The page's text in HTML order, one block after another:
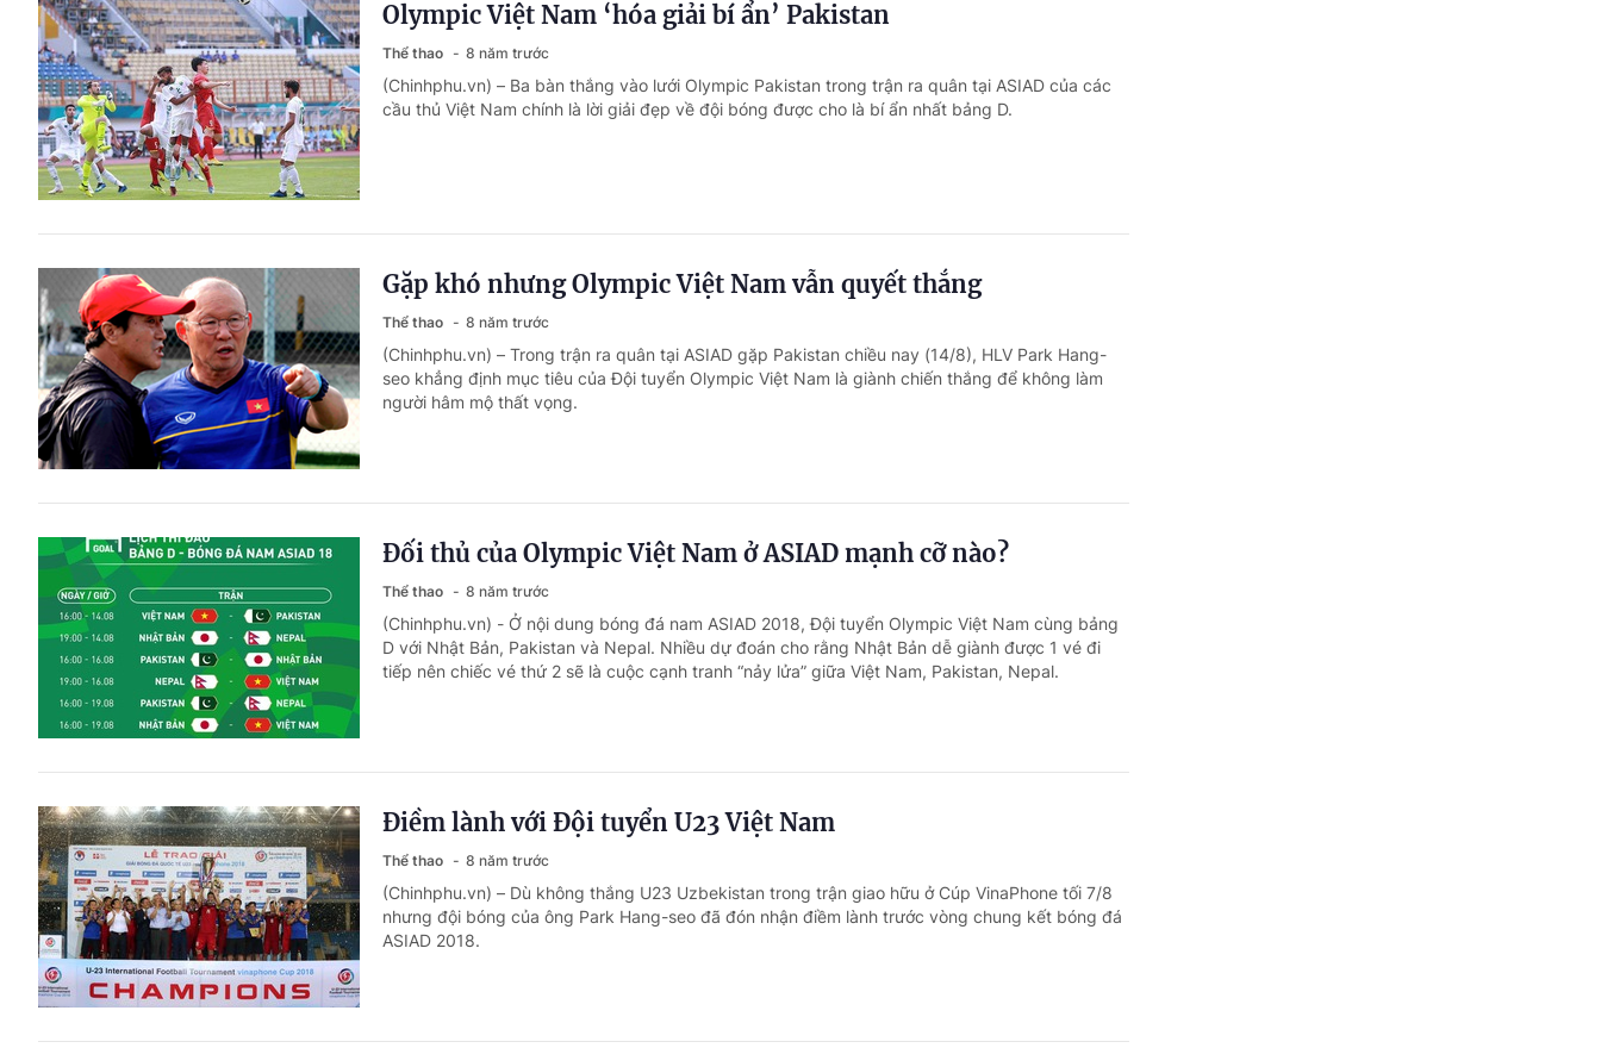
Olympic Việt Nam ‘hóa giải bí ẩn’ Pakistan
Thể thao 8 năm trước
(Chinhphu.vn) – Ba bàn thắng vào lưới Olympic Pakistan trong trận ra quân tại ASIAD của các
cầu thủ Việt Nam chính là lời giải đẹp về đội bóng được cho là bí ẩn nhất bảng D.
Gặp khó nhưng Olympic Việt Nam vẫn quyết thắng
Thể thao 8 năm trước
(Chinhphu.vn) – Trong trận ra quân tại ASIAD gặp Pakistan chiều nay (14/8), HLV Park Hang-
seo khẳng định mục tiêu của Đội tuyển Olympic Việt Nam là giành chiến thắng để không làm
người hâm mộ thất vọng.
Đối thủ của Olympic Việt Nam ở ASIAD mạnh cỡ nào?
Thể thao 8 năm trước
(Chinhphu.vn) - Ở nội dung bóng đá nam ASIAD 2018, Đội tuyển Olympic Việt Nam cùng bảng
D với Nhật Bản, Pakistan và Nepal. Nhiều dự đoán cho rằng Nhật Bản dễ giành được 1 vé đi
tiếp nên chiếc vé thứ 2 sẽ là cuộc cạnh tranh “nảy lửa” giữa Việt Nam, Pakistan, Nepal.
Điềm lành với Đội tuyển U23 Việt Nam
Thể thao 8 năm trước
(Chinhphu.vn) – Dù không thắng U23 Uzbekistan trong trận giao hữu ở Cúp VinaPhone tối 7/8
nhưng đội bóng của ông Park Hang-seo đã đón nhận điềm lành trước vòng chung kết bóng đá
ASIAD 2018.